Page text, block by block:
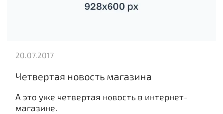
Четвертая новость магазина
А это уже четвертая новость в интернет-
магазине.
20.07.2017